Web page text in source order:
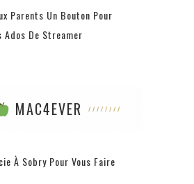
Parents Un Bouton Pour
Ados De Streamer
MAC4EVER
À Sobry Pour Vous Faire